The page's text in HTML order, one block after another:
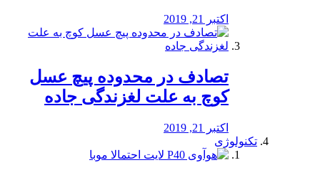
اکتبر 21, 2019
تصادف در محدوده پیچ عسل
کوچ به علت لغزندگی جاده
اکتبر 21, 2019
تکنولوژی